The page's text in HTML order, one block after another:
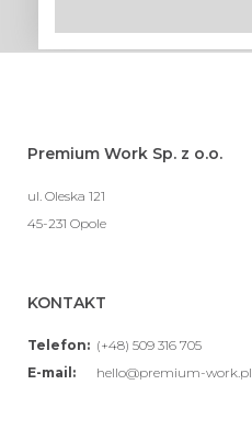
Premium Work Sp. z o.o.
ul. Oleska 121
45-231 Opole
KONTAKT
Telefon: (+48) 509 316 705
E-mail:
hello@premium-work.pl